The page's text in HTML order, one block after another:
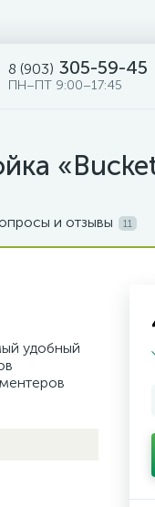
8 (903) 305-59-45
ПН–ПТ 9:00–17:45
и отзывы 11
удобный